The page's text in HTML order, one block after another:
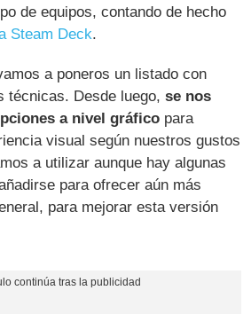
de equipos, contando de hecho
Steam Deck.
a poneros un listado con
técnicas. Desde luego,se nos
a nivel gráfico para
visual según nuestros gustos
a utilizar aunque hay algunas
para ofrecer aún más
para mejorar esta versión